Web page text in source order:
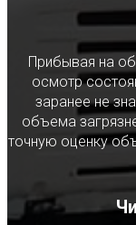
Прибывая на
осмотр
заранее не
объема
точную оценку